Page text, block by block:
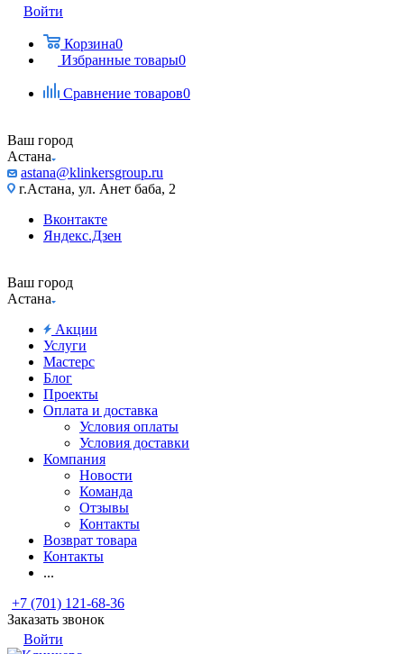
Войти
Корзина0
Избранные товары0
Сравнение товаров0
Ваш город
Астана
astana@klinkersgroup.ru
г.Астана, ул. Анет баба, 2
Вконтакте
Яндекс.Дзен
Ваш город
Астана
Акции
Услуги
Мастерс
Блог
Проекты
Оплата и доставка
Условия оплаты
Условия доставки
Компания
Новости
Команда
Отзывы
Контакты
Возврат товара
Контакты
...
+7 (701) 121-68-36
Заказать звонок
Войти